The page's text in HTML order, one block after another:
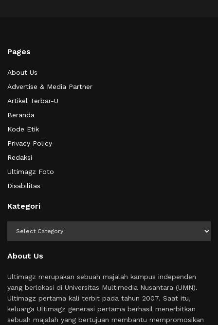
Pages
About Us
Advertise & Media Partner
Artikel Terbar-U
Beranda
Kode Etik
Privacy Policy
Redaksi
Ultimagz Foto
Disabilitas
Kategori
About Us
Ultimagz merupakan sebuah majalah kampus independen
yang berlokasi di Universitas Multimedia Nusantara (UMN).
Ultimagz pertama kali terbit pada tahun 2007. Saat itu,
keluarga Ultimagz generasi pertama berhasil menerbitkan
sebuah majalah yang bertujuan membantu mempromosikan